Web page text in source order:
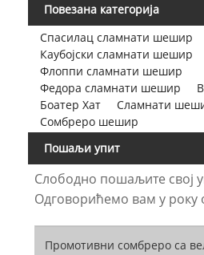
Повезана категорија
Спасилац сламнати шешир
Каубојски сламнати шешир
Флоппи сламнати шешир
Федора сламнати шешир
Боатер Хат
Сламнати
Сомбреро шешир
Пошаљи упит
Слободно пошаљите свој
Одговорићемо вам у року